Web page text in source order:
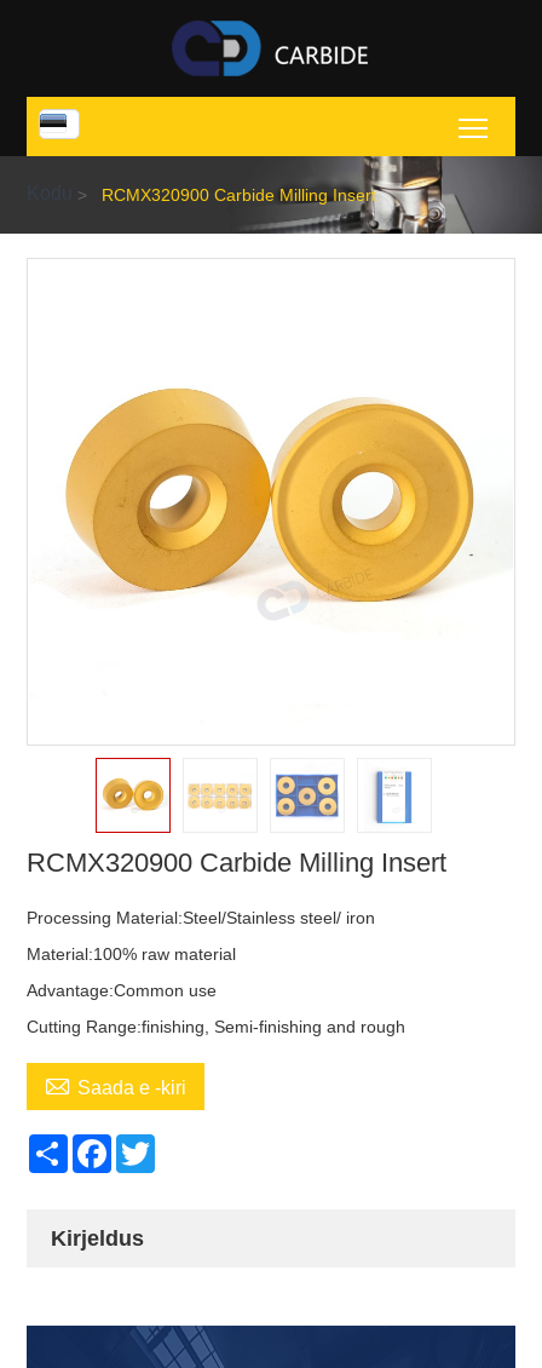
Kodu > RCMX320900 Carbide Milling Insert
RCMX320900 Carbide Milling Insert
Processing Material:Steel/Stainless steel/ iron
Material:100% raw material
Advantage:Common use
Cutting Range:finishing, Semi-finishing and rough
 Saada e -kiri
ShareFacebook
Kirjeldus